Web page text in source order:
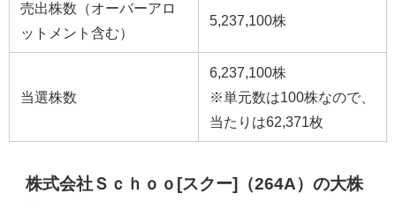
売出株数（オーバーアロ
ットメント含む）
5,237,100株
当選株数
6,237,100株
※単元数は100株なので、
当たりは62,371枚
株式会社Ｓｃｈｏｏ[スクー]（264A）の大株